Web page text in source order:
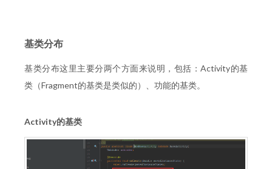
基类分布
基类分布这里主要分两个方面来说明，包括：Activity的基
类（Fragment的基类是类似的）、功能的基类。
Activity的基类